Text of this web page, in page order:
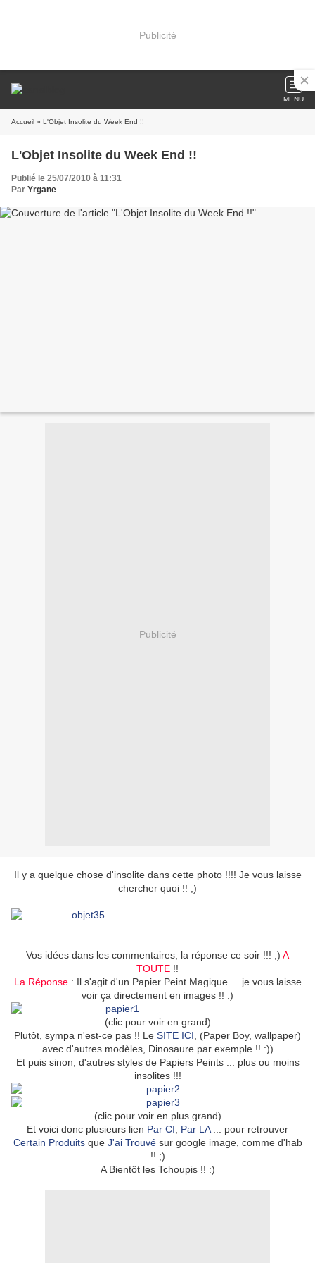
Publicité
MENU
Accueil » L'Objet Insolite du Week End !!
L'Objet Insolite du Week End !!
Publié le 25/07/2010 à 11:31
Par Yrgane
Publicité
Il y a quelque chose d'insolite dans cette photo !!!! Je vous laisse
chercher quoi !! ;)
Vos idées dans les commentaires, la réponse ce soir !!! ;) A
TOUTE !!
La Réponse: Il s'agit d'un Papier Peint Magique ... je vous laisse
voir ça directement en images !! :)
(clic pour voir en grand)
Plutôt, sympa n'est-ce pas !! Le SITE ICI , (Paper Boy, wallpaper)
avec d'autres modèles, Dinosaure par exemple !! :))
Et puis sinon, d'autres styles de Papiers Peints ... plus ou moins
insolites !!!
(clic pour voir en plus grand)
Et voici donc plusieurs lien Par CI Par LA... pour retrouver
Certain Produitsque J'ai Trouvésur google image, comme d'hab
!! ;)
A Bientôt les Tchoupis !! :)